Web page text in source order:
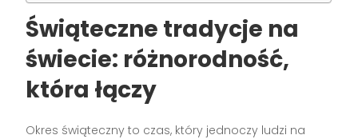
Świąteczne tradycje na
świecie: różnorodność,
która łączy
Okres świąteczny to czas, który jednoczy ludzi na